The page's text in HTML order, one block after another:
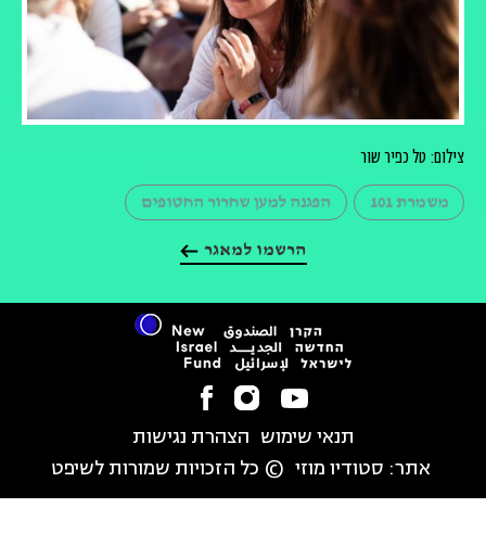
צילום: טל כפיר שור
משמרת 101 הפגנה למען שחרור החטופים
הרשמו למאגר
תנאי שימוש הצהרת נגישות
אתר: סטודיו מוזי © כל הזכויות שמורות לשיפט